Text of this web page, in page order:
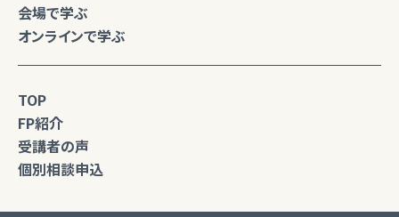
会場で学ぶ
オンラインで学ぶ
TOP
FP紹介
受講者の声
個別相談申込